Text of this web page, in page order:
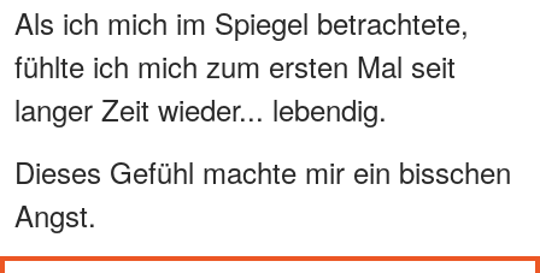
Als ich mich im Spiegel betrachtete,
fühlte ich mich zum ersten Mal seit
langer Zeit wieder... lebendig.
Dieses Gefühl machte mir ein bisschen
Angst.